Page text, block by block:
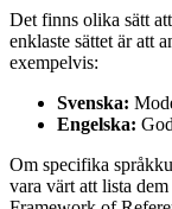
Det finns olika sätt
enklaste sättet är att
exempelvis:
Svenska:
Engelska:
Om specifika
vara värt att lista